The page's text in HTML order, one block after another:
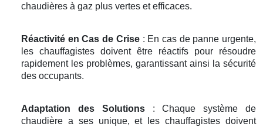
chaudières à gaz plus vertes et efficaces.
Réactivité en Cas de Crise: En cas de panne urgente,
les chauffagistes doivent être réactifs pour résoudre
rapidement les problèmes, garantissant ainsi la sécurité
des occupants.
Adaptation des Solutions: Chaque système de
chaudière a ses unique, et les chauffagistes doivent